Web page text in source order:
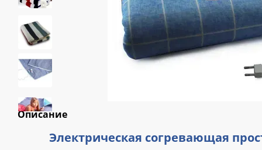
Описание
Электрическая согревающая